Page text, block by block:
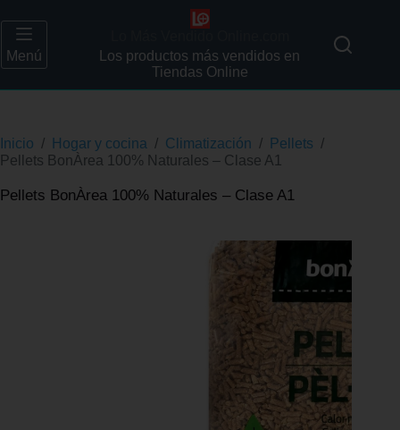
Menú
Los productos más vendidos en
Tiendas Online
Inicio / Hogar y cocina / Climatización / Pellets /
Pellets BonÀrea 100% Naturales – Clase A1
Pellets BonÀrea 100% Naturales – Clase A1